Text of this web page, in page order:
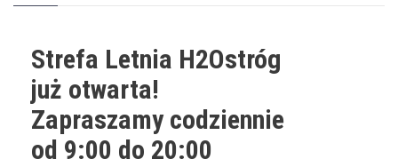
Strefa Letnia H2Ostróg
już otwarta!
Zapraszamy codziennie
od 9:00 do 20:00